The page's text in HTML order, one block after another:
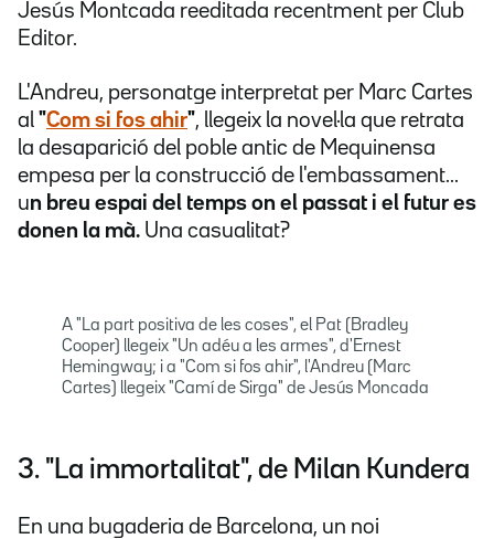
Jesús Montcada reeditada recentment per Club
Editor.
L'Andreu, personatge interpretat per Marc Cartes
al "Com si fos ahir", llegeix la novel·la que retrata
la desaparició del poble antic de Mequinensa
empesa per la construcció de l'embassament...
un breu espai del temps on el passat i el futur es
donen la mà. Una casualitat?
A "La part positiva de les coses", el Pat (Bradley
Cooper) llegeix "Un adéu a les armes", d'Ernest
Hemingway; i a "Com si fos ahir", l'Andreu (Marc
Cartes) llegeix "Camí de Sirga" de Jesús Moncada
3. "La immortalitat", de Milan Kundera
En una bugaderia de Barcelona, un noi